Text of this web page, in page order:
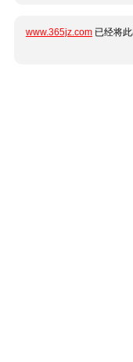
www.365jz.com 已经将